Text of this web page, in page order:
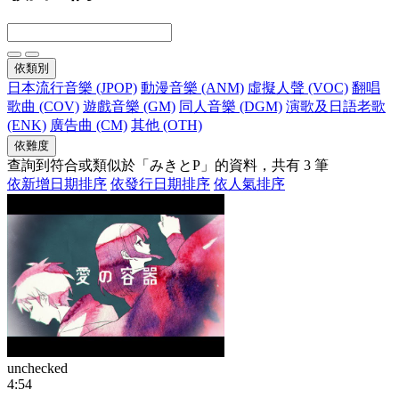
依類別
日本流行音樂 (JPOP) 動漫音樂 (ANM) 虛擬人聲 (VOC) 翻唱
歌曲 (COV) 遊戲音樂 (GM) 同人音樂 (DGM) 演歌及日語老歌
(ENK) 廣告曲 (CM) 其他 (OTH)
依難度
查詢到符合或類似於「みきとP」的資料，共有 3 筆
依新增日期排序 依發行日期排序 依人氣排序
unchecked
4:54